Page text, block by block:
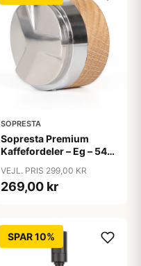
SOPRESTA
Sopresta Premium
Kaffefordeler – Eg – 54
VEJL. PRIS 299,00 KR
269,00 kr
SPAR 10%